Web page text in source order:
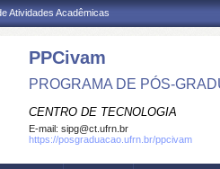
Atividades Acadêmicas
PPCivam
PROGRAMA DE PÓS-
CENTRO DE TECNOLOGIA
E-mail: sipg@ct.ufrn.br
https://posgraduacao.ufrn.br/ppcivam